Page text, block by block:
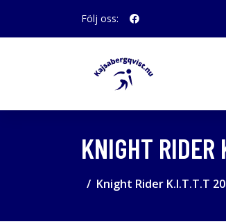
Följ oss:
KNIGHT
Knight Rider K.I.T.T.T